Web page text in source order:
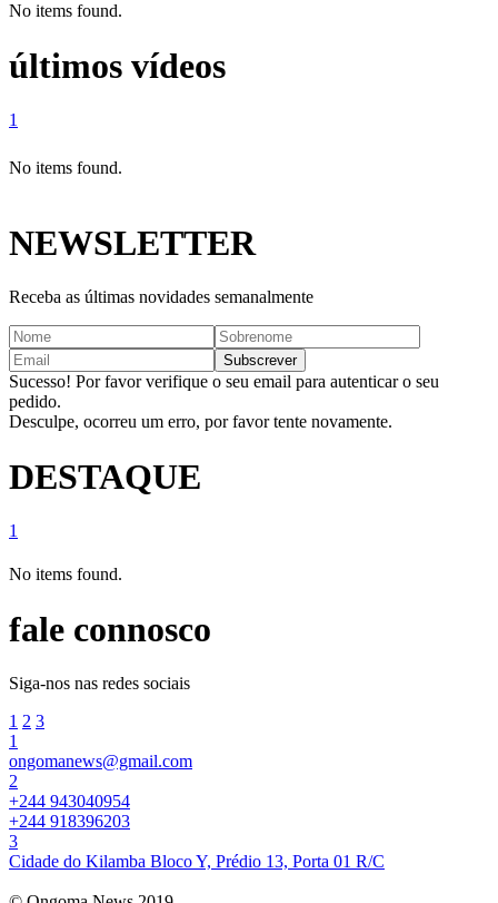
No items found.
últimos vídeos
1
No items found.
NEWSLETTER
Receba as últimas novidades semanalmente
Sucesso! Por favor verifique o seu email para autenticar o seu
pedido.
Desculpe, ocorreu um erro, por favor tente novamente.
DESTAQUE
1
No items found.
fale connosco
Siga-nos nas redes sociais
1 2 3
1
ongomanews@gmail.com
2
+244 943040954
+244 918396203
3
Cidade do Kilamba Bloco Y, Prédio 13, Porta 01 R/C